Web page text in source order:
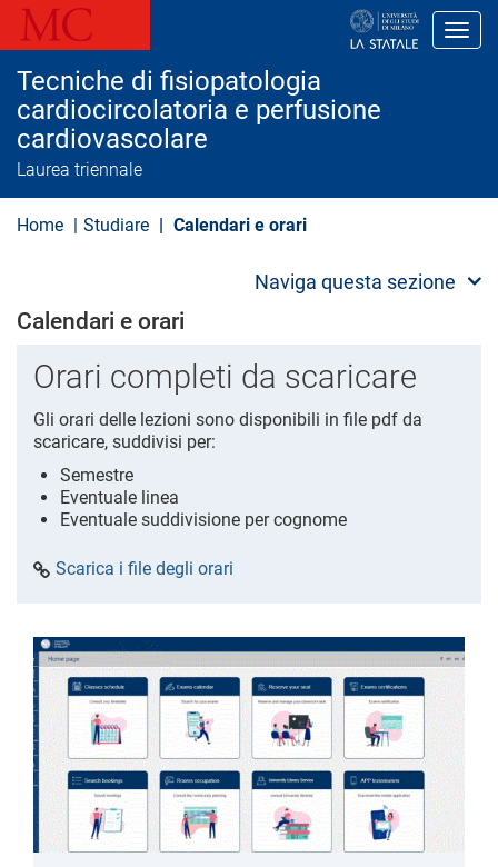
l
t
Tecniche di fisiopatologia
cardiocircolatoria e perfusione
cardiovascolare
Laurea triennale
Home Studiare Calendari e orari
Naviga questa sezione
Calendari e orari
Orari completi da scaricare
Gli orari delle lezioni sono disponibili in file pdf da
scaricare, suddivisi per:
Semestre
Eventuale linea
Eventuale suddivisione per cognome
Scarica i file degli orari